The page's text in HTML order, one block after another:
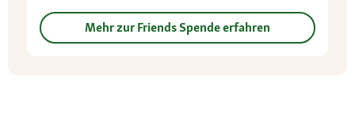
Mehr zur Friends Spende erfahren